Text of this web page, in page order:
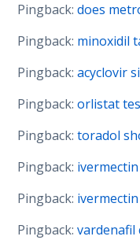
Pingback:does
Pingback: minoxidil
Pingback:acyclovir
Pingback:orlistat
Pingback:toradol
Pingback:
Pingback:
Pingback: